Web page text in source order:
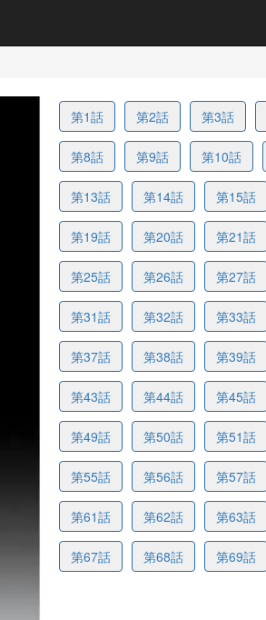
第1話 第2話 第3話
第8話 第9話 第10話
第13話 第14話 第15話
第19話 第20話 第21話
第25話 第26話 第27話
第31話 第32話 第33話
第37話 第38話 第39話
第43話 第44話 第45話
第49話 第50話 第51話
第55話 第56話 第57話
第61話 第62話 第63話
第67話 第68話 第69話